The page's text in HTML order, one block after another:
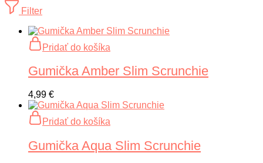
Filter
Pridať do košíka
Gumička Amber Slim Scrunchie
4,99 €
Pridať do košíka
Gumička Aqua Slim Scrunchie